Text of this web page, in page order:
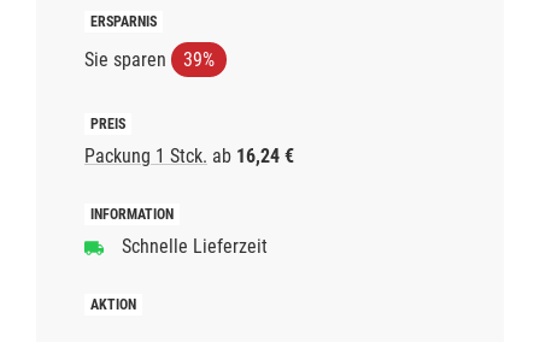
Sie sparen 39%
Packung 1 Stck. ab 16,24 €
Schnelle Lieferzeit